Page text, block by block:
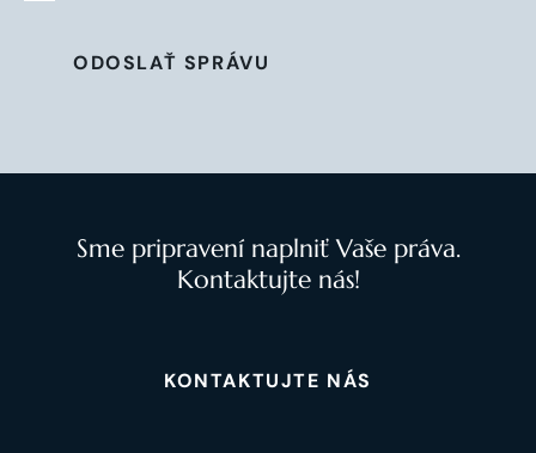
ODOSLAŤ SPRÁVU
Sme pripravení naplniť Vaše práva.
Kontaktujte nás!
KONTAKTUJTE NÁS